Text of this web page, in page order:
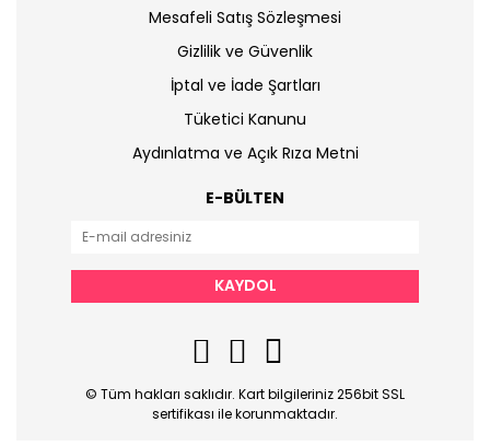
Mesafeli Satış Sözleşmesi
Gizlilik ve Güvenlik
İptal ve İade Şartları
Tüketici Kanunu
Aydınlatma ve Açık Rıza Metni
E-BÜLTEN
KAYDOL
© Tüm hakları saklıdır. Kart bilgileriniz 256bit SSL
sertifikası ile korunmaktadır.